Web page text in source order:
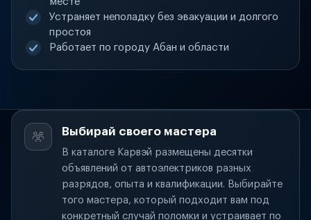
Устраняет неполадку без эвакуации и долгого
простоя
Работает по городу Абан и области
Выбирай своего мастера
В каталоге Карвэй размещены десятки
объявлений от автоэлектриков разных
разрядов, опыта и квалификации. Выбирайте
того мастера, который подходит вам под
конкретный случай поломки и устраивает по